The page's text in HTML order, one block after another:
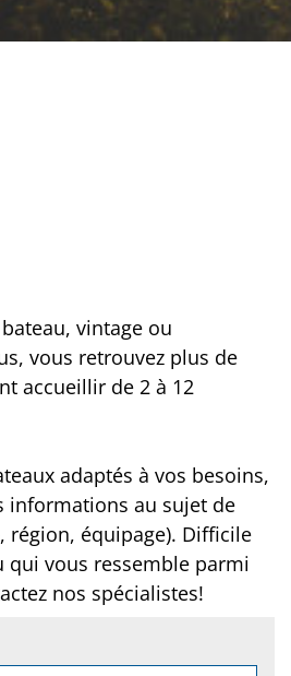
vintage ou
vous retrouvez plus de
accueillir de 2 à 12
adaptés à vos besoins,
informations au sujet de
région, équipage). Difficile
qui vous ressemble parmi
nos spécialistes!